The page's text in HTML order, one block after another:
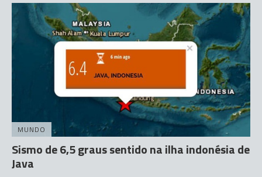
MUNDO
Sismo de 6,5 graus sentido na ilha indonésia de
Java